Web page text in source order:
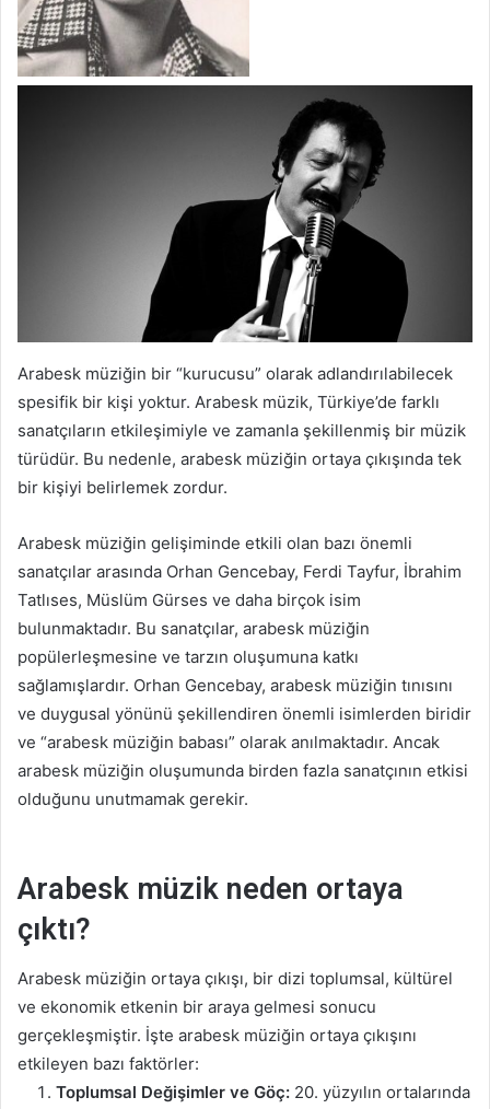
Arabesk müziğin bir “kurucusu” olarak adlandırılabilecek
spesifik bir kişi yoktur. Arabesk müzik, Türkiye’de farklı
sanatçıların etkileşimiyle ve zamanla şekillenmiş bir müzik
türüdür. Bu nedenle, arabesk müziğin ortaya çıkışında tek
bir kişiyi belirlemek zordur.
Arabesk müziğin gelişiminde etkili olan bazı önemli
sanatçılar arasında Orhan Gencebay, Ferdi Tayfur, İbrahim
Tatlıses, Müslüm Gürses ve daha birçok isim
bulunmaktadır. Bu sanatçılar, arabesk müziğin
popülerleşmesine ve tarzın oluşumuna katkı
sağlamışlardır. Orhan Gencebay, arabesk müziğin tınısını
ve duygusal yönünü şekillendiren önemli isimlerden biridir
ve “arabesk müziğin babası” olarak anılmaktadır. Ancak
arabesk müziğin oluşumunda birden fazla sanatçının etkisi
olduğunu unutmamak gerekir.
Arabesk müzik neden ortaya
çıktı?
Arabesk müziğin ortaya çıkışı, bir dizi toplumsal, kültürel
ve ekonomik etkenin bir araya gelmesi sonucu
gerçekleşmiştir. İşte arabesk müziğin ortaya çıkışını
etkileyen bazı faktörler:
Toplumsal Değişimler ve Göç: 20. yüzyılın ortalarında